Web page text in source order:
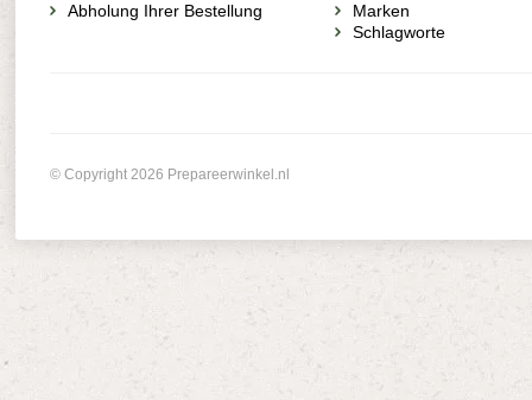
Abholung Ihrer Bestellung
Marken
Schlagworte
© Copyright 2026 Prepareerwinkel.nl